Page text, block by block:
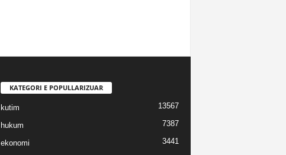
KATEGORI E POPULLARIZUAR
kutim 13567
hukum 7387
ekonomi
3441